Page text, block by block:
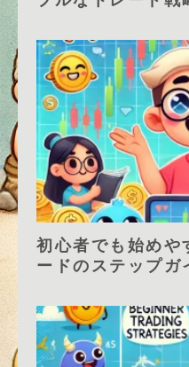
初心者でも始めや
ードのステップガ